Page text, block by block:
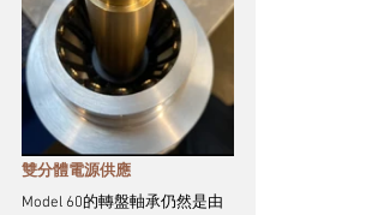
雙分體電源供應
Model 60的轉盤軸承仍然是由